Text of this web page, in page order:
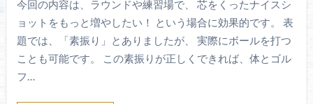
今回の内容は、ラウンドや練習場で、 芯をくったナイスシ
ョットをもっと増やしたい！ という場合に効果的です。 表
題では、「素振り」とありましたが、 実際にボールを打つ
ことも可能です。 この素振りが正しくできれば、体とゴル
フ…